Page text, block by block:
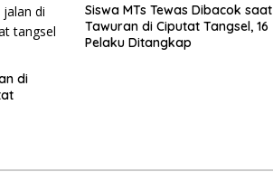
di
Siswa MTs Tewas Dibacok saat
Tawuran di Ciputat Tangsel, 16
Pelaku Ditangkap